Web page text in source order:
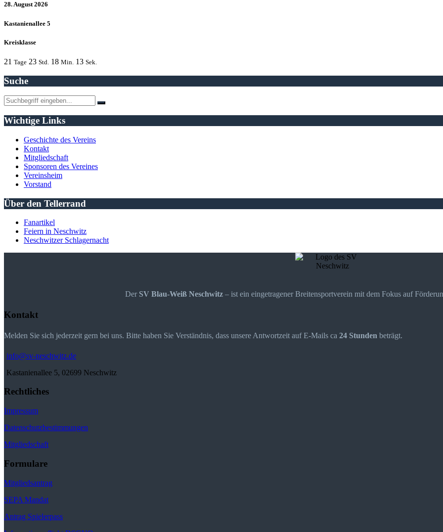
28. August 2026
Kastanienallee 5
Kreisklasse
21 Tage 23 Std. 18 Min. 13 Sek.
Suche
Wichtige Links
Geschichte des Vereins
Kontakt
Mitgliedschaft
Sponsoren des Vereines
Vereinsheim
Vorstand
Über den Tellerrand
Fanartikel
Feiern in Neschwitz
Neschwitzer Schlagernacht
Der SV Blau-Weiß Neschwitz– ist ein eingetragener Breitensportverein mit dem Fokus auf
Kontakt
Melden Sie sich jederzeit gern bei uns. Bitte haben Sie Verständnis, dass unsere Antwortzeit auf E-Mails ca 24 Stunden beträgt.
info@sv-neschwitz.de
Kastanienallee 5, 02699 Neschwitz
Rechtliches
Impressum
Datenschutzbestimmungen
Mitgliedschaft
Formulare
Mitgliedsantrag
SEPA Mandat
Antrag Spielerpass